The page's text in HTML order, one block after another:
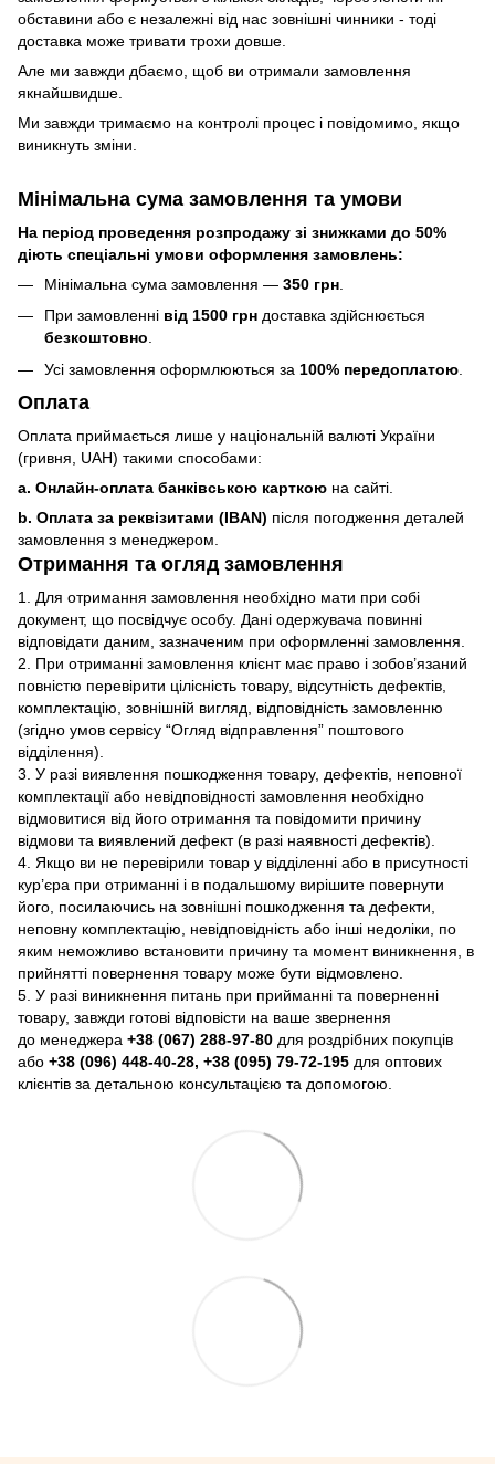
обставини або є незалежні від нас зовнішні чинники - тоді
доставка може тривати трохи довше.
Але ми завжди дбаємо, щоб ви отримали замовлення
якнайшвидше.
Ми завжди тримаємо на контролі процес і повідомимо, якщо
виникнуть зміни.
Мінімальна сума замовлення та умови
На період проведення розпродажу зі знижками до 50%
діють спеціальні умови оформлення замовлень:
Мінімальна сума замовлення — 350 грн
При замовленні від 1500 грн доставка здійснюється
безкоштовно.
Усі замовлення оформлюються за 100% передоплатою
Оплата
Оплата приймається лише у національній валюті України
(гривня, UAH) такими способами:
a. Онлайн-оплата банківською карткою на сайті.
b. Оплата за реквізитами (IBAN) після погодження деталей
замовлення з менеджером.
Отримання та огляд замовлення
1. Для отримання замовлення необхідно мати при собі
документ, що посвідчує особу. Дані одержувача повинні
відповідати даним, зазначеним при оформленні замовлення.
2. При отриманні замовлення клієнт має право і зобов’язаний
повністю перевірити цілісність товару, відсутність дефектів,
комплектацію, зовнішній вигляд, відповідність замовленню
(згідно умов сервісу “Огляд відправлення” поштового
відділення).
3. У разі виявлення пошкодження товару, дефектів, неповної
комплектації або невідповідності замовлення необхідно
відмовитися від його отримання та повідомити причину
відмови та виявлений дефект (в разі наявності дефектів).
4. Якщо ви не перевірили товар у відділенні або в присутності
кур’єра при отриманні і в подальшому вирішите повернути
його, посилаючись на зовнішні пошкодження та дефекти,
неповну комплектацію, невідповідність або інші недоліки, по
яким неможливо встановити причину та момент виникнення, в
прийнятті повернення товару може бути відмовлено.
5. У разі виникнення питань при прийманні та поверненні
товару, завжди готові відповісти на ваше звернення
до менеджера +38 (067) 288-97-80 для роздрібних покупців
або +38 (096) 448-40-28, +38 (095) 79-72-195 для оптових
клієнтів за детальною консультацією та допомогою.